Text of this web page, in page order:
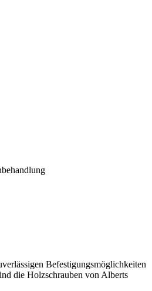
Befestigungsmöglichkeiten
die Holzschrauben von Alberts